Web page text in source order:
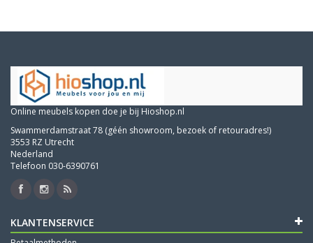
Online meubels kopen doe je bij Hioshop.nl
Swammerdamstraat 78 (géén showroom, bezoek of retouradres!)
3553 RZ Utrecht
Nederland
Telefoon 030-6390761
KLANTENSERVICE